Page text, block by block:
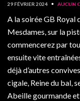
29 FÉVRIER 2024 • AUCUN
A la soirée GB Royal
Mesdames, sur la
commencerez par
ensuite vite
déjà d’autres
cigale, Reine du bal,
Abeille gourmande